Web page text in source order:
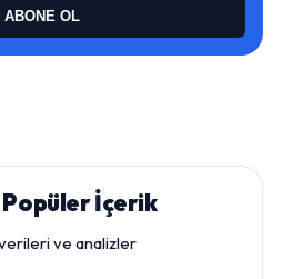
ABONE OL
Popüler İçerik
ve analizler